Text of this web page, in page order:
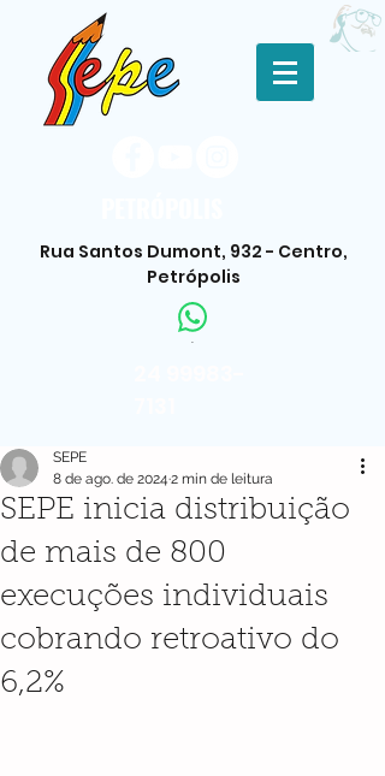
Rua Santos Dumont, 932 - Centro,
Petrópolis
SEPE inicia distribuição
de mais de 800
execuções individuais
cobrando retroativo do
6,2%
SEPE
8 de ago. de 2024 2 min de leitura